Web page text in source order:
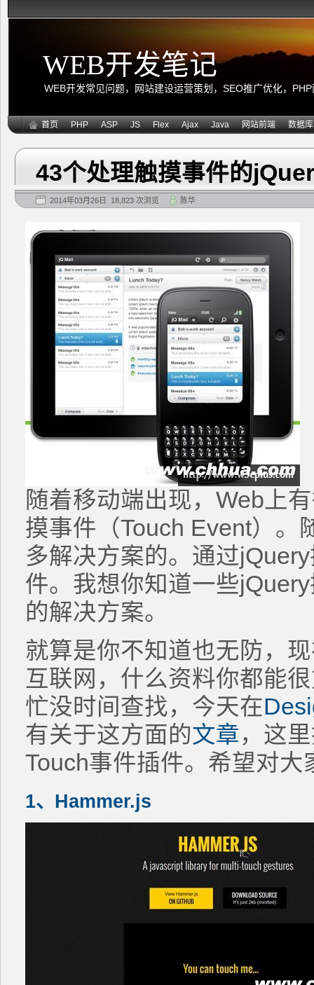
WEB开发笔记
WEB开发常见问题，网站建设运营策划，SEO推广优化，
首页 PHP ASP JS Flex Ajax Java 网站前端 数据库
43个处理触摸事件的
2014年03月26日 18,823 次浏览 陈华
随着移动端出现，Web上
摸事件（Touch Event）。
多解决方案的。通过
件。我想你知道一些
的解决方案。
就算是你不知道也无防，
互联网，什么资料你都能
忙没时间查找，今天在
有关于这方面的文章，这
Touch事件插件。希望对大
1、Hammer.js